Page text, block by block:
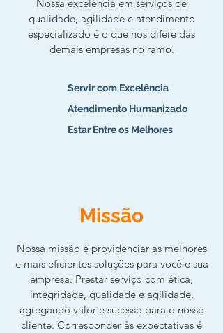
Nossa excelência em serviços de
qualidade, agilidade e atendimento
especializado é o que nos difere das
demais empresas no ramo.
Servir com Excelência
Atendimento Humanizado
Estar Entre os Melhores
Missão
Nossa missão é providenciar as melhores
e mais eficientes soluções para você e sua
empresa. Prestar serviço com ética,
integridade, qualidade e agilidade,
agregando valor e sucesso para o nosso
cliente. Corresponder às expectativas é